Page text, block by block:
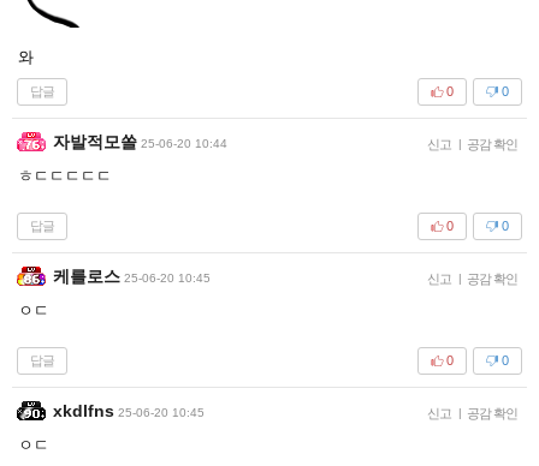
와
답글 0
0
자발적모쏠 25-06-20 10:44 신고 | 공감 확인
ㅎㄷㄷㄷㄷㄷ
답글 0
0
케를로스 25-06-20 10:45 신고 | 공감 확인
ㅇㄷ
답글 0
0
xkdlfns 25-06-20 10:45 신고 | 공감 확인
ㅇㄷ